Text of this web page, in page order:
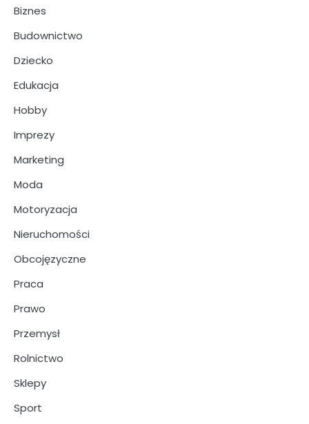
Biznes
Budownictwo
Dziecko
Edukacja
Hobby
Imprezy
Marketing
Moda
Motoryzacja
Nieruchomości
Obcojęzyczne
Praca
Prawo
Przemysł
Rolnictwo
Sklepy
Sport